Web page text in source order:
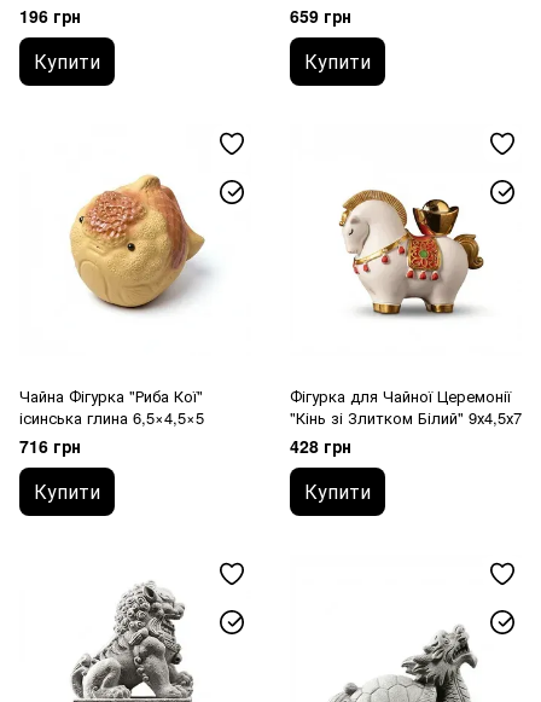
196 грн
Купити
659 грн
Купити
Чайна Фігурка "Риба Кої"
ісинська глина 6,5×4,5×5
716 грн
Купити
Фігурка для Чайної Церемонії
"Кінь зі Злитком Білий" 9х4,5х7
428 грн
Купити